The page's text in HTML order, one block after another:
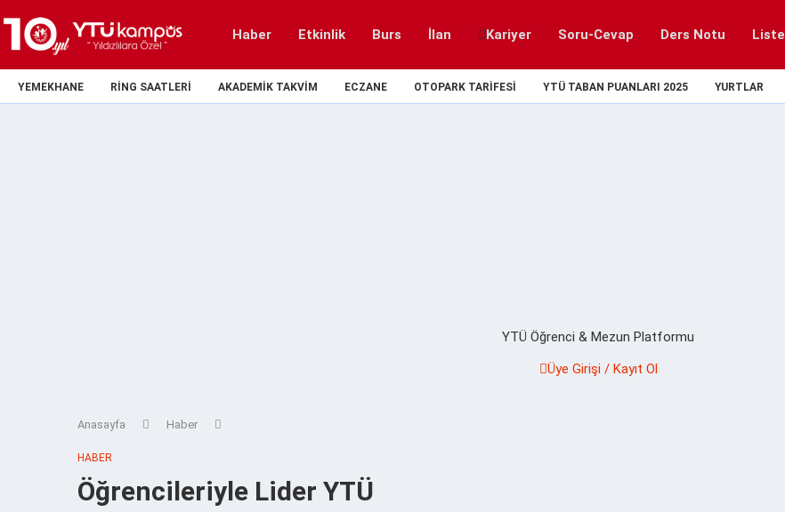
Haber Etkinlik Burs İlan Kariyer Soru-Cevap Ders Notu Liste
YEMEKHANE RING SAATLERI AKADEMIK TAKVIM ECZANE OTOPARK TARIFESI YTÜ TABAN PUANLARI 2025 YURTLAR
YTÜ Öğrenci & Mezun Platformu
Üye Girişi / Kayıt Ol
Anasayfa Haber
HABER
Öğrencileriyle Lider YTÜ